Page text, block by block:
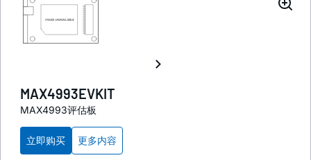
MAX4993EVKIT
MAX4993评估板
立即购买 更多内容